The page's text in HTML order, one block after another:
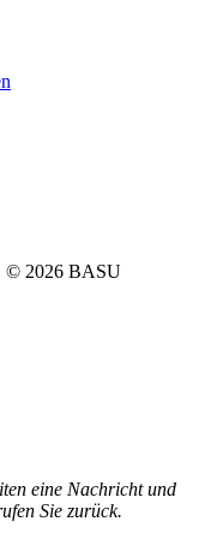
| © 2026 BASU
eine Nachricht und
Sie zurück.